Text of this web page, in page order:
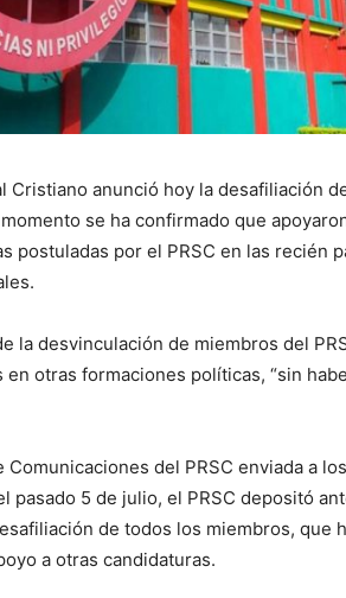
Cristiano anunció hoy la desafiliación
se ha confirmado que
postuladas por el PRSC en las recién
la desvinculación de miembros del
otras formaciones políticas, “sin
Comunicaciones del PRSC enviada a
pasado 5 de julio, el PRSC depositó
de todos los miembros, que
a otras candidaturas.